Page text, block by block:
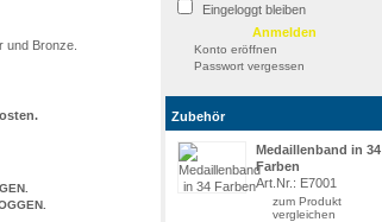
Eingeloggt bleiben
Konto eröffnen
Passwort vergessen
Zubehör
Medaillenband in 34
Farben
Art.Nr.: E7001
zum Produkt
vergleichen
und Bronze.